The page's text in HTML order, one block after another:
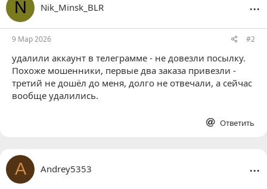
N Nik_Minsk_BLR ...
9 Мар 2026 #2
удалили аккаунт в телеграмме - не довезли посылку.
Похоже мошенники, первые два заказа привезли -
третий не дошёл до меня, долго не отвечали, а сейчас
вообще удалились.
Ответить
A Andrey5353 ...